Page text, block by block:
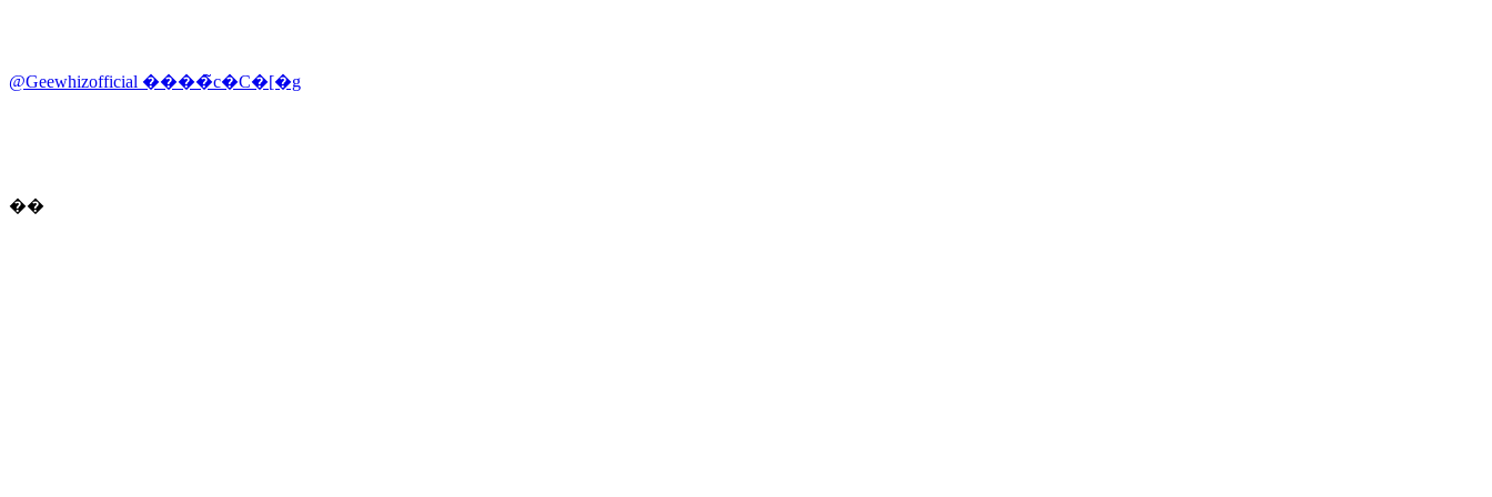
@Geewhizofficial ����̃c�C�[�g
��